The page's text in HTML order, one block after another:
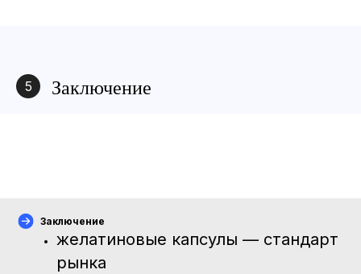
5 Заключение
Заключение
желатиновые капсулы — стандарт
рынка